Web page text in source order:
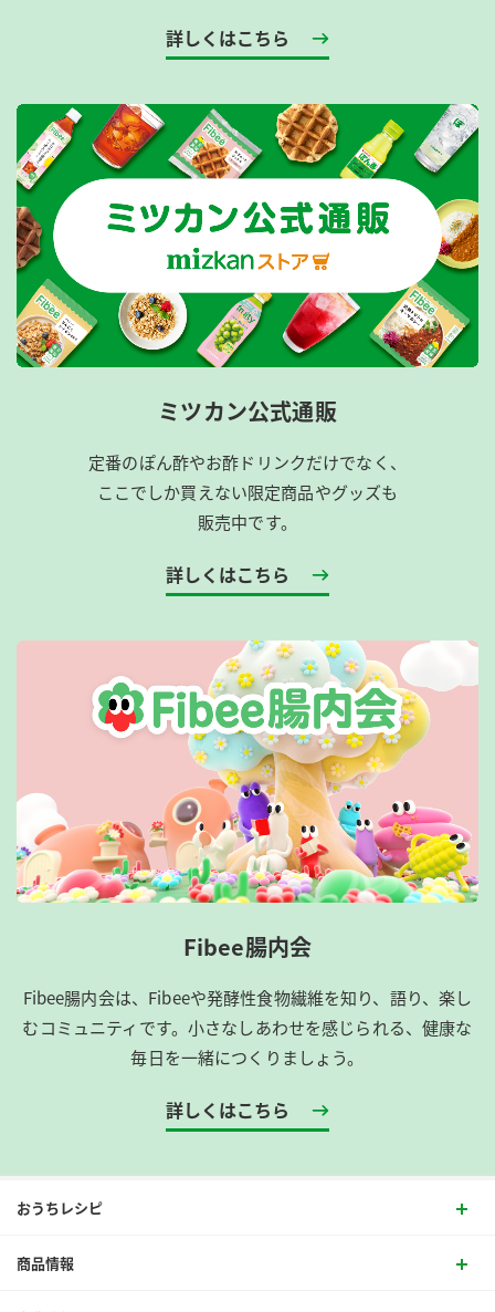
詳しくはこちら
ミツカン公式通販
定番のぽん酢やお酢ドリンクだけでなく、
ここでしか買えない限定商品やグッズも
販売中です。
詳しくはこちら
Fibee腸内会
Fibee腸内会は、​Fibeeや発酵性食物繊維を知り、語り、楽し
むコミュニティです。​小さなしあわせを感じられる、健康な
毎日を一緒につくりましょう。
詳しくはこちら
おうちレシピ
商品情報